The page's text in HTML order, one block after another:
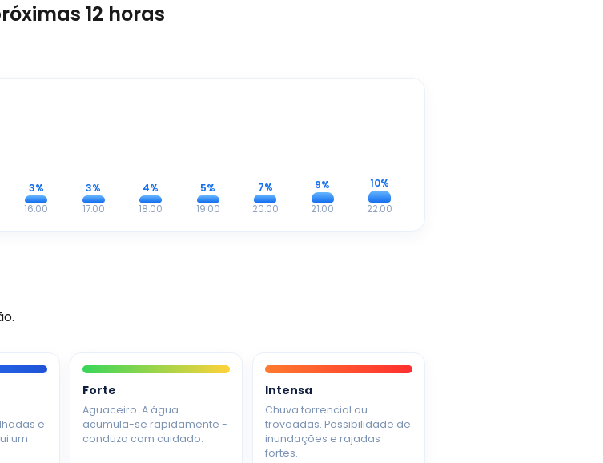
12 horas
3%
16:00
3%
17:00
4%
18:00
5%
19:00
7%
20:00
9%
21:00
10%
22:00
e
um
Forte
Aguaceiro. A água
acumula-se rapidamente -
conduza com cuidado.
Intensa
Chuva torrencial ou
trovoadas. Possibilidade de
inundações e rajadas
fortes.